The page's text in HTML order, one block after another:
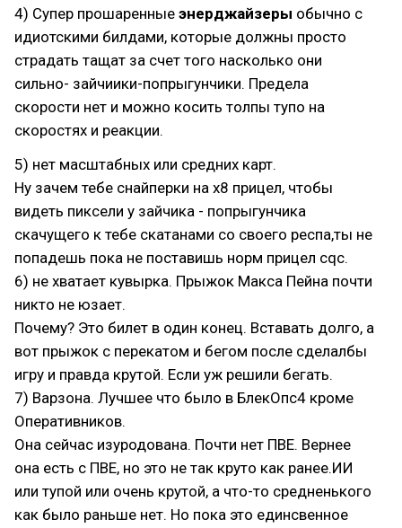
4) Супер прошаренные энерджайзеры обычно с
идиотскими билдами, которые должны просто
страдать тащат за счет того насколько они
сильно- зайчиики-попрыгунчики. Предела
скорости нет и можно косить толпы тупо на
скоростях и реакции.
5) нет масштабных или средних карт.
Ну зачем тебе снайперки на x8 прицел, чтобы
видеть пиксели у зайчика - попрыгунчика
скачущего к тебе скатанами со своего респа,ты не
попадешь пока не поставишь норм прицел cqc.
6) не хватает кувырка. Прыжок Макса Пейна почти
никто не юзает.
Почему? Это билет в один конец. Вставать долго, а
вот прыжок с перекатом и бегом после сделалбы
игру и правда крутой. Если уж решили бегать.
7) Варзона. Лучшее что было в БлекОпс4 кроме
Оперативников.
Она сейчас изуродована. Почти нет ПВЕ. Вернее
она есть с ПВЕ, но это не так круто как ранее.ИИ
или тупой или очень крутой, а что-то средненького
как было раньше нет. Но пока это единсвенное